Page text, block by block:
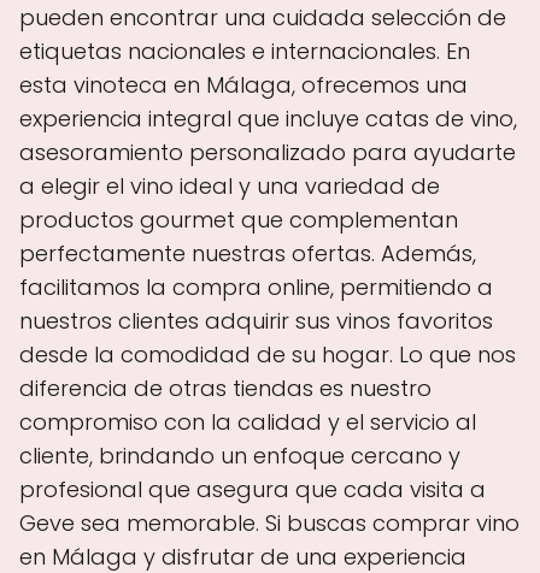
pueden encontrar una cuidada selección de
etiquetas nacionales e internacionales. En
esta vinoteca en Málaga, ofrecemos una
experiencia integral que incluye catas de vino,
asesoramiento personalizado para ayudarte
a elegir el vino ideal y una variedad de
productos gourmet que complementan
perfectamente nuestras ofertas. Además,
facilitamos la compra online, permitiendo a
nuestros clientes adquirir sus vinos favoritos
desde la comodidad de su hogar. Lo que nos
diferencia de otras tiendas es nuestro
compromiso con la calidad y el servicio al
cliente, brindando un enfoque cercano y
profesional que asegura que cada visita a
Geve sea memorable. Si buscas comprar vino
en Málaga y disfrutar de una experiencia